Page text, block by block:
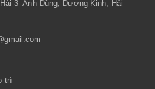
3- Anh Dũng, Dương Kinh, Hải
trì